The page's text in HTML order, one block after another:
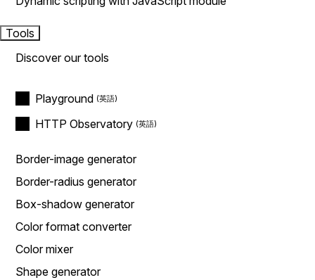
Tools
Discover our tools
Playground
HTTP Observatory
Border-image generator
Border-radius generator
Box-shadow generator
Color format converter
Color mixer
Shape generator